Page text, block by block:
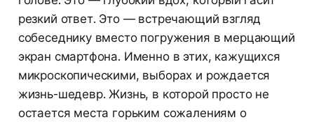
резкий ответ. Это — встречающий взгляд
собеседнику вместо погружения в мерцающий
экран смартфона. Именно в этих, кажущихся
микроскопическими, выборах и рождается
жизнь-шедевр. Жизнь, в которой просто не
остается места горьким сожалениям о